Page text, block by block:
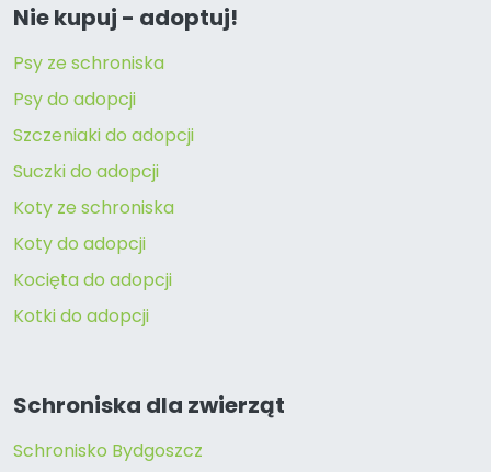
Nie kupuj - adoptuj!
Psy ze schroniska
Psy do adopcji
Szczeniaki do adopcji
Suczki do adopcji
Koty ze schroniska
Koty do adopcji
Kocięta do adopcji
Kotki do adopcji
Schroniska dla zwierząt
Schronisko Bydgoszcz